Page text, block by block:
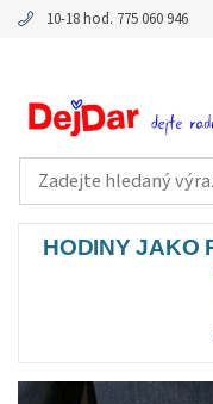
10-18 hod. 775 060 946
HODINY JAKO